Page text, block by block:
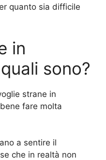
quanto sia difficile
in
sono?
strane in
fare molta
a sentire il
che in realtà non